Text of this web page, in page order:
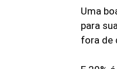
Uma
para
fora de